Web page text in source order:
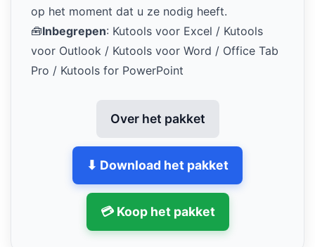
op het moment dat u ze nodig heeft.
🧰Inbegrepen: Kutools voor Excel / Kutools
voor Outlook / Kutools voor Word / Office Tab
Pro / Kutools for PowerPoint
Over het pakket
⬇ Download het pakket
💳 Koop het pakket